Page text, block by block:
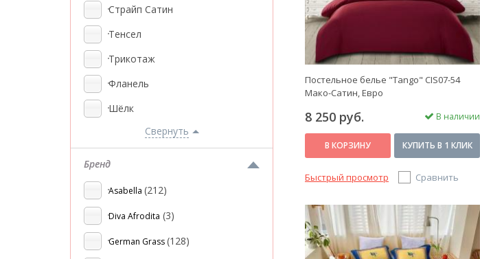
Страйп Сатин
Тенсел
Трикотаж
Фланель
Шёлк
Свернуть
Бренд
Asabella (212)
Diva Afrodita (3)
German Grass(128)
Постельное белье "Tango" CIS07-54
Мако-Сатин, Евро
8 250 руб. В наличии
В КОРЗИНУ КУПИТЬ В 1 КЛИК
Быстрый просмотр Сравнить